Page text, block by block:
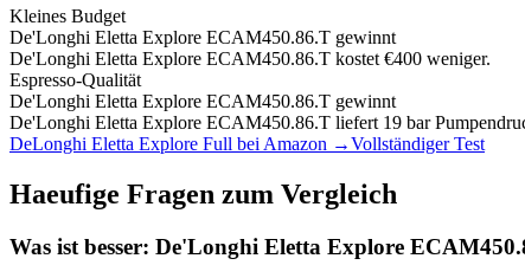
Kleines Budget
De'Longhi Eletta Explore ECAM450.86.T gewinnt
De'Longhi Eletta Explore ECAM450.86.T kostet €400 weniger.
Espresso-Qualität
De'Longhi Eletta Explore ECAM450.86.T gewinnt
De'Longhi Eletta Explore ECAM450.86.T liefert 19 bar
DeLonghi Eletta Explore Full bei Amazon →Vollständiger Test
Haeufige Fragen zum Vergleich
Was ist besser: De'Longhi Eletta Explore